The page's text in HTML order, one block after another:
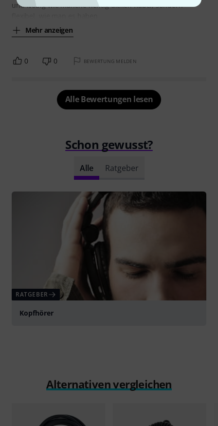
und klobig wie manche richtig dicken Kabel, sondern
Mehr anzeigen
0 0 BEWERTUNG MELDEN
Alle Bewertungen lesen
Schon gewusst?
Alle Ratgeber
RATGEBER
Kopfhörer
Alternativen vergleichen